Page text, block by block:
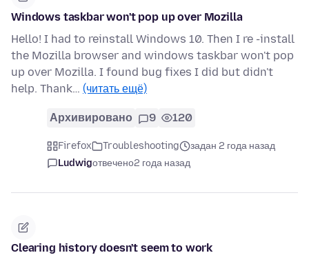
Windows taskbar won't pop up over Mozilla
Hello! I had to reinstall Windows 10. Then I re -install
the Mozilla browser and windows taskbar won't pop
up over Mozilla. I found bug fixes I did but didn't
help. Thank… (читать ещё)
Архивировано 9 120
Firefox Troubleshooting
задан 2 года назад
Ludwigотвечено2 года назад
Clearing history doesn't seem to work